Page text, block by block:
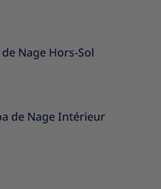
de Nage Hors-Sol
de Nage Intérieur